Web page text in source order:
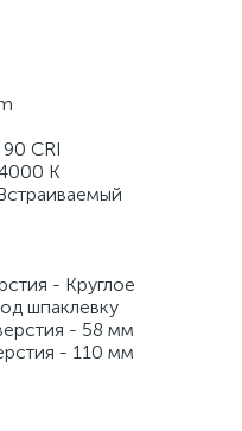
CRI
K
- Круглое
шпаклевку
- 58 мм
- 110 мм